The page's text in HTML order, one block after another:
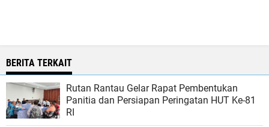
BERITA TERKAIT
Rutan Rantau Gelar Rapat Pembentukan
Panitia dan Persiapan Peringatan HUT Ke-81
RI